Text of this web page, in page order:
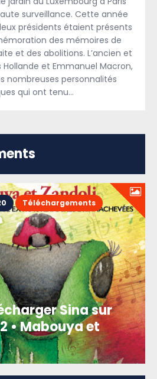
surveillance. Cette année
présidents étaient présents
des mémoires de
et des abolitions. L’ancien et
Hollande et Emmanuel Macron,
nombreuses personnalités
qui ont tenu…
Téléchargements
Sina sur
• Mabouya et